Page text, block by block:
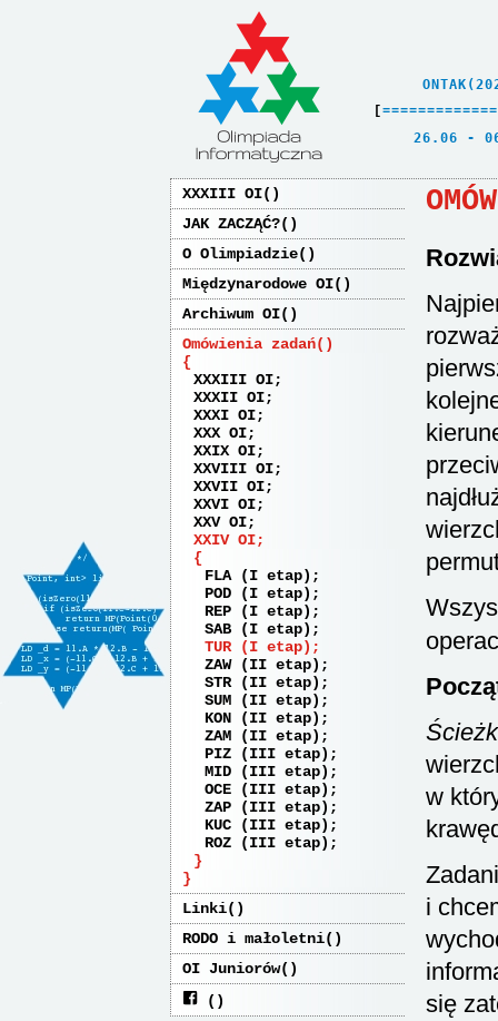
[ =============
26.06
XXXIII OI
JAK ZACZĄĆ?
O Olimpiadzie
Międzynarodowe OI
Archiwum OI
Omówienia zadań
XXXIII OI
XXXII OI
XXXI OI
XXX OI
XXIX OI
XXVIII OI
XXVII OI
XXVI OI
XXV OI
XXIV OI
FLA (I etap)
POD (I etap)
REP (I etap)
SAB (I etap)
TUR (I etap)
ZAW (II etap)
STR (II etap)
SUM (II etap)
KON (II etap)
ZAM (II etap)
PIZ (III etap)
MID (III etap)
OCE (III etap)
ZAP (III etap)
KUC (III etap)
ROZ (III etap)
Linki
RODO i małoletni
OI Juniorów
w
i
się